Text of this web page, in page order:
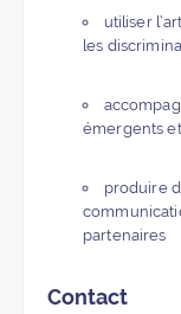
utiliser
les
émergents
produire
partenaires
Contact